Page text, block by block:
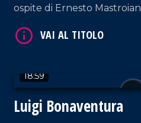
ospite di Ernesto
18:59
Luigi Bonaventura
VAI AL TITOLO